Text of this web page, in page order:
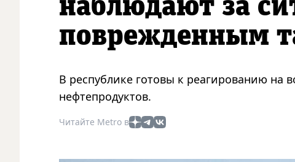
наблюдают за
поврежденным
В республике готовы к реагированию на
нефтепродуктов.
Читайте Metro в